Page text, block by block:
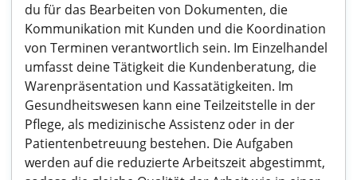
du für das Bearbeiten von Dokumenten, die
Kommunikation mit Kunden und die Koordination
von Terminen verantwortlich sein. Im Einzelhandel
umfasst deine Tätigkeit die Kundenberatung, die
Warenpräsentation und Kassatätigkeiten. Im
Gesundheitswesen kann eine Teilzeitstelle in der
Pflege, als medizinische Assistenz oder in der
Patientenbetreuung bestehen. Die Aufgaben
werden auf die reduzierte Arbeitszeit abgestimmt,